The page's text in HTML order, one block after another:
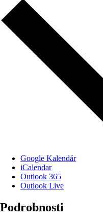
Google Kalendár
iCalendar
Outlook 365
Outlook Live
Podrobnosti